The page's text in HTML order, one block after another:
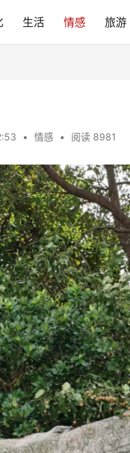
生活 情感 旅游
• 情感 • 阅读 8981